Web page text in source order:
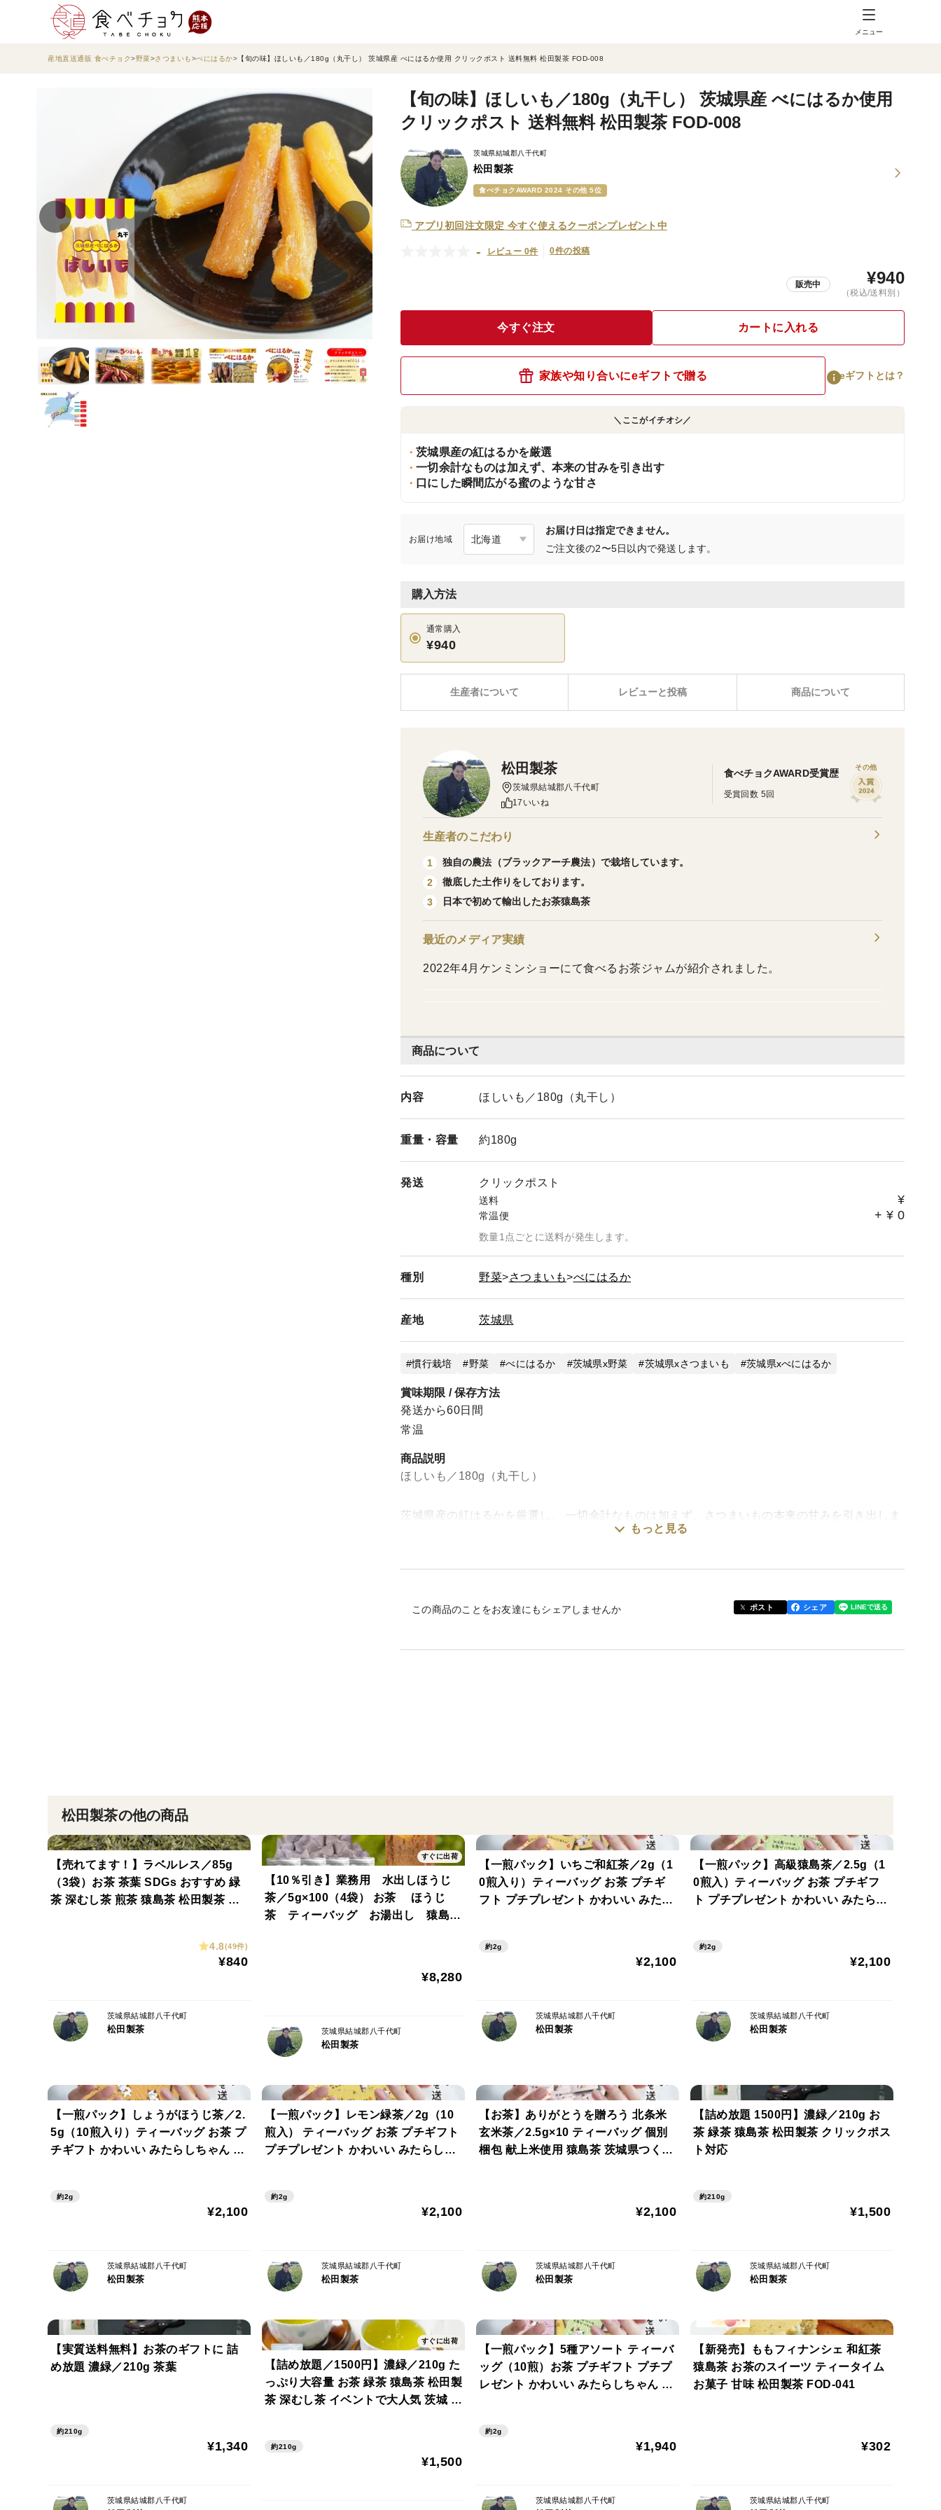
メニュー
産地直送通販 食べチョク 野菜 さつまいも べにはるか 【旬の味】ほしいも／180g（丸干し） 茨城県産 べにはるか使用 クリックポスト 送料無料 松田製茶 FOD-008
【旬の味】ほしいも／180g（丸干し） 茨城県産 べにはるか使用
クリックポスト 送料無料 松田製茶 FOD-008
茨城県結城郡八千代町
松田製茶
食べチョクAWARD 2024 その他 5位
アプリ初回注文限定 今すぐ使えるクーポンプレゼント中
- レビュー 0件 0件の投稿
販売中 ¥940
（税込/送料別）
今すぐ注文 カートに入れる
家族や知り合いにeギフトで贈る eギフトとは？
＼ここがイチオシ／
茨城県産の紅はるかを厳選
一切余計なものは加えず、本来の甘みを引き出す
口にした瞬間広がる蜜のような甘さ
お届け地域
お届け日は指定できません。
ご注文後の2〜5日以内で発送します。
購入方法
通常購入
¥940
レビューと投稿 商品について
生産者について
商品について
内容 ほしいも／180g（丸干し）
重量・ 容量 約180g
発送 クリックポスト
送料 ¥
常温便 + ¥ 0
数量1点ごとに送料が発生します。
種別 野菜 さつまいも べにはるか
産地 茨城県
慣行栽培 野菜 べにはるか 茨城県x野菜 茨城県xさつまいも 茨城県xべにはるか
賞味期限 / 保存方法
発送から60日間
常温
商品説明
ほしいも／180g（丸干し）
茨城県産の紅はるかを厳選し、 一切余計なものは加えず、さつまいもの本来の甘みを引き出しま
した。 口にした瞬間広がる蜜のような甘さと、しっとりとした食感が特徴です。 自然の恵みをそ
もっと見る
この商品のことをお友達にもシェアしませんか ポスト シェア
松田製茶
茨城県結城郡八千代町
17いいね
食べチョクAWARD受賞歴
受賞回数 5回
その他
生産者のこだわり
1
独自の農法（ブラックアーチ農法）で栽培しています。
2
徹底した土作りをしております。
3
日本で初めて輸出したお茶猿島茶
最近のメディア実績
2022年4月ケンミンショーにて食べるお茶ジャムが紹介されました。
松田製茶の他の商品
【売れてます！】ラベルレス／85g
（3袋）お茶 茶葉 SDGs おすすめ 緑
茶 深むし茶 煎茶 猿島茶 松田製茶 日
4.8(49件)
¥840
茨城県結城郡八千代町
松田製茶
すぐに出荷
【10％引き】業務用 水出しほうじ
茶／5g×100（4袋） お茶 ほうじ
茶 ティーバッグ お湯出し 猿島
¥8,280
茨城県結城郡八千代町
松田製茶
【一煎パック】いちご和紅茶／2g（1
0煎入り）ティーバッグ お茶 プチギ
フト プチプレゼント かわいい みたら
約2g
¥2,100
茨城県結城郡八千代町
松田製茶
【一煎パック】高級猿島茶／2.5g（1
0煎入）ティーバッグ お茶 プチギフ
ト プチプレゼント かわいい みたらし
BG-037
約2g
¥2,100
茨城県結城郡八千代町
松田製茶
【一煎パック】しょうがほうじ茶／2.
5g（10煎入り）ティーバッグ お茶 プ
チギフト かわいい みたらしちゃん ほ
約2g
¥2,100
茨城県結城郡八千代町
松田製茶
【一煎パック】レモン緑茶／2g（10
煎入） ティーバッグ お茶 プチギフト
プチプレゼント かわいい みたらしち
約2g
¥2,100
茨城県結城郡八千代町
松田製茶
【お茶】ありがとうを贈ろう 北条米
玄米茶／2.5g×10 ティーバッグ 個別
梱包 献上米使用 猿島茶 茨城県つくば
¥2,100
茨城県結城郡八千代町
松田製茶
【詰め放題 1500円】濃緑／210g お
茶 緑茶 猿島茶 松田製茶 クリックポス
ト対応
約210g
¥1,500
茨城県結城郡八千代町
松田製茶
【実質送料無料】お茶のギフトに 詰
め放題 濃緑／210g 茶葉
約210g
¥1,340
茨城県結城郡八千代町
すぐに出荷
【詰め放題／1500円】濃緑／210g た
っぷり大容量 お茶 緑茶 猿島茶 松田製
茶 深むし茶 イベントで大人気 茨城 日
約210g
¥1,500
【一煎パック】5種アソート ティーバ
ッグ（10煎）お茶 プチギフト プチプ
レゼント かわいい みたらしちゃん ほ
約2g
¥1,940
茨城県結城郡八千代町
【新発売】ももフィナンシェ 和紅茶
猿島茶 お茶のスイーツ ティータイム
お菓子 甘味 松田製茶 FOD-041
¥302
茨城県結城郡八千代町